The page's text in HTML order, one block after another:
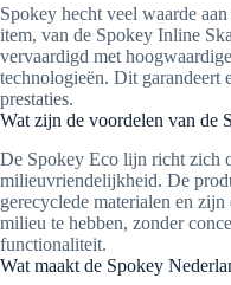
Spokey hecht veel waarde
item, van de Spokey Inline
vervaardigd met
technologieën. Dit garandeert
prestaties.
Wat zijn de voordelen van de
De Spokey Eco lijn richt zich
milieuvriendelijkheid. De
gerecyclede materialen en
milieu te hebben, zonder
functionaliteit.
Wat maakt de Spokey